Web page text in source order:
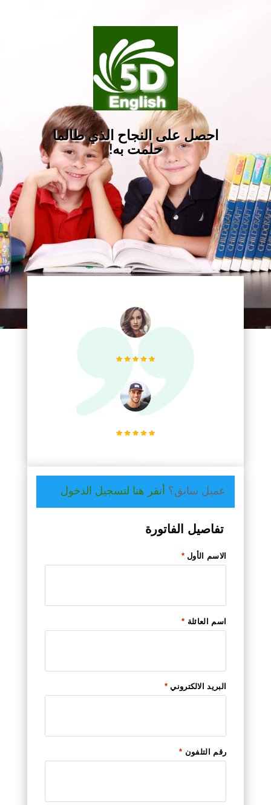
احصل على النجاح الذي طالما
حلمت به!
عميل سابق؟ أنقر هنا لتسجيل الدخول
تفاصيل الفاتورة
الاسم الأول*
اسم العائلة *
البريد الالكتروني *
رقم التلفون *